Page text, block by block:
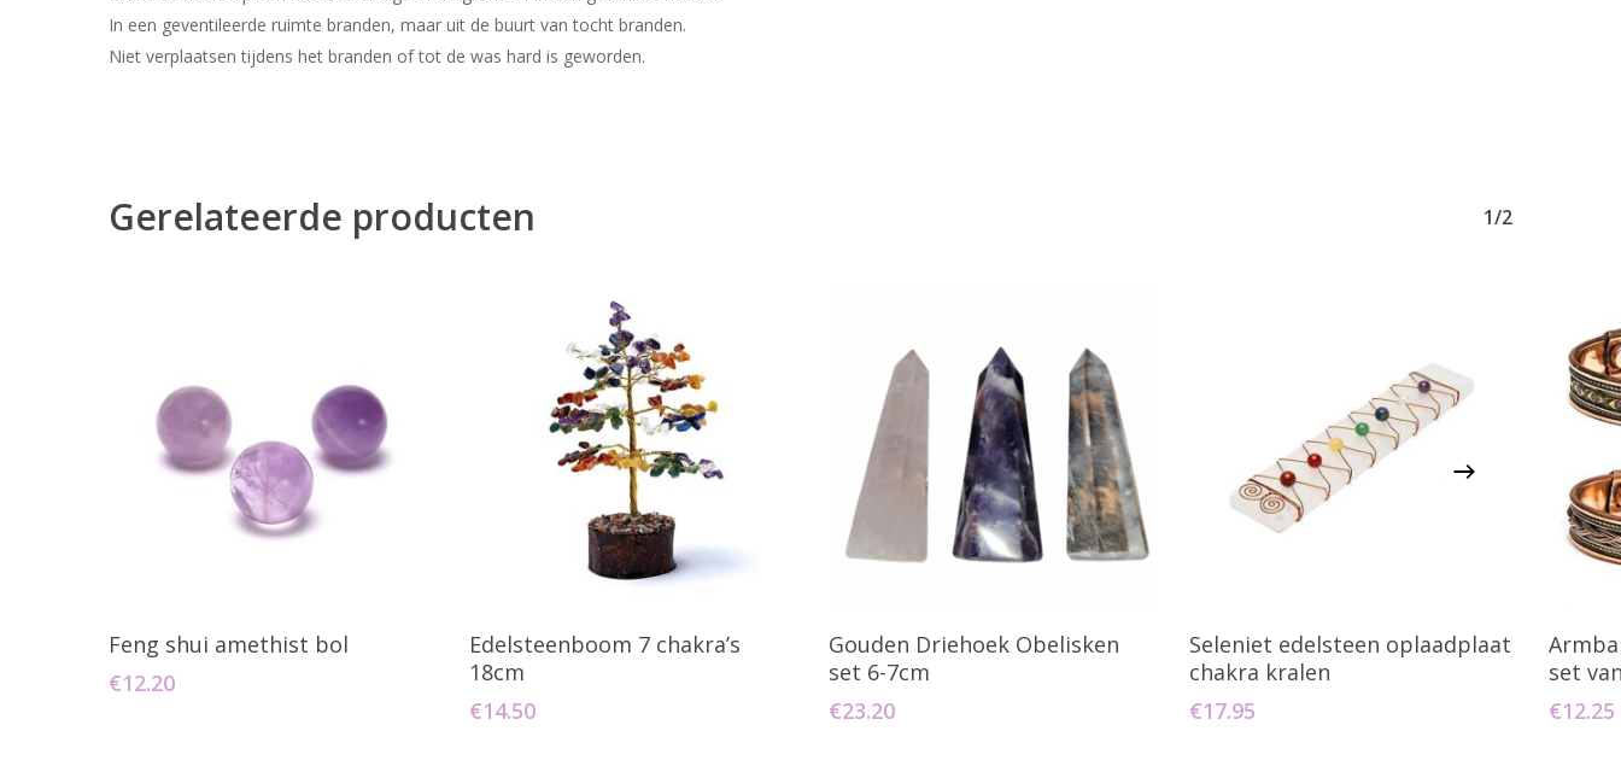
In een geventileerde ruimte branden, maar uit de buurt van tocht branden.
Niet verplaatsen tijdens het branden of tot de was hard is geworden.
Gerelateerde producten 1/2
Toevoegen Aan Winkelwagen
Feng shui amethist bol
€12.20
Toevoegen Aan Winkelwagen
Edelsteenboom 7 chakra’s
18cm
€14.50
Toevoegen Aan Winkelwagen
Gouden Driehoek Obelisken
set 6-7cm
€23.20
Toevoegen Aan Winkelwagen
Seleniet edelsteen oplaadplaat
chakra kralen
€17.95
set
€12.25